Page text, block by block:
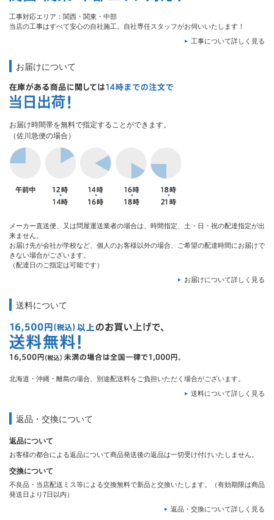
工事対応エリア：関西・関東・中部
当店の工事はすべて安心の自社施工。自社専任スタッフがお伺いいたします！
工事について詳しく見る
お届けについて
お届け時間帯を無料で指定することができます。
（佐川急便の場合）
メーカー直送便、又は問屋運送業者の場合は、時間指定、土・日・祝の配達指定が出
来ません。
お届け先が会社が学校など、個人のお客様以外の場合、ご希望の配達時間にお届けで
きない場合がございます。
（配達日のご指定は可能です）
お届けについて詳しく見る
送料について
北海道・沖縄・離島の場合、別途配送料をご負担いただく場合がございます。
送料について詳しく見る
返品・交換について
返品について
お客様の都合による返品について商品発送後の返品は一切受け付けいたしません。
交換について
不良品・当店配送ミス等による交換無料で新品と交換いたします。（有効期限は商品
発送日より7日以内）
返品・交換について詳しく見る